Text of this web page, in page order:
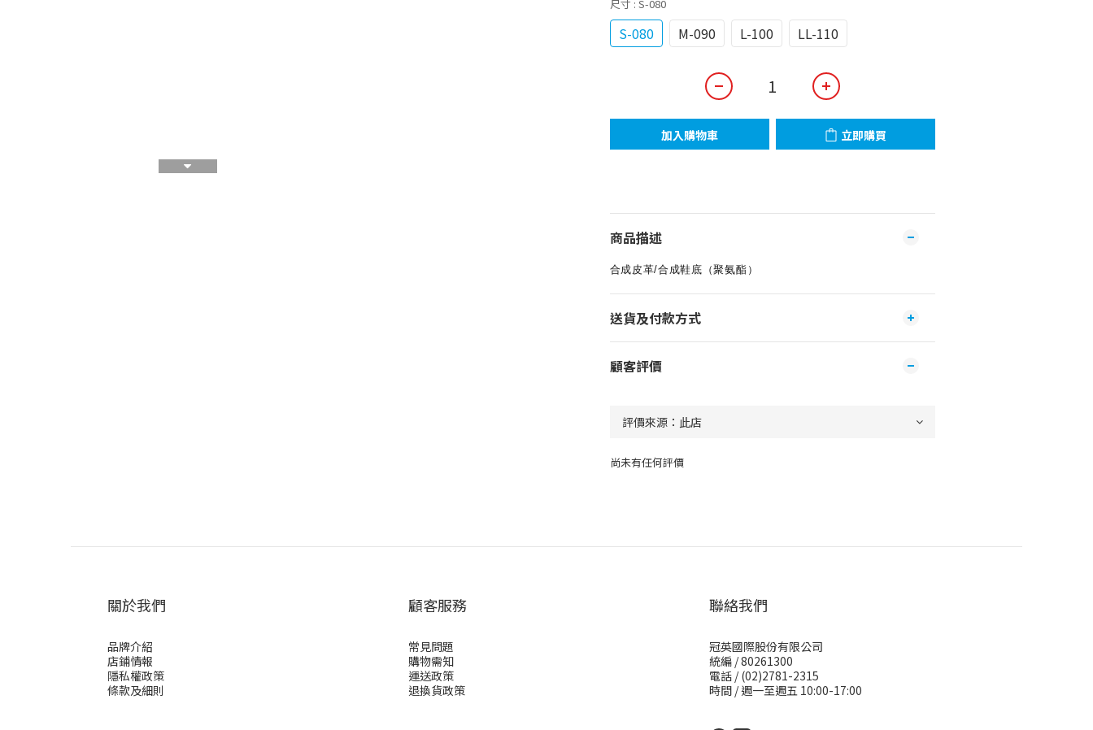
尺寸 : S-080
S-080 M-090 L-100 LL-110
加入購物車 立即購買
商品描述
合成皮革/合成鞋底（聚氨酯）
送貨及付款方式
顧客評價
尚未有任何評價
關於我們
品牌介紹
店鋪情報
隱私權政策
條款及細則
顧客服務
常見問題
購物需知
運送政策
退換貨政策
聯絡我們
冠英國際股份有限公司
統編 / 80261300
電話 / (02)2781-2315
時間 / 週一至週五 10:00-17:00